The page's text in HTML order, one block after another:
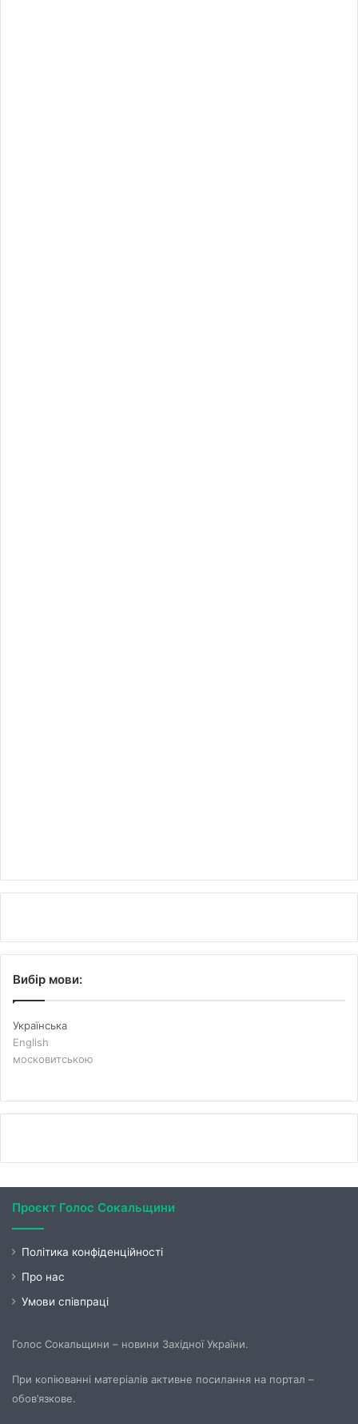
Вибір мови:
Українська
English
московитською
Проєкт Голос Сокальщини
Політика конфіденційності
Про нас
Умови співпраці
Голос Сокальщини – новини Західної України.
При копіюванні матеріалів активне посилання на портал –
обов’язкове.